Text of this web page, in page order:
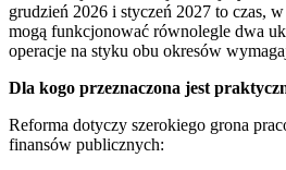
grudzień 2026 i styczeń 2027 to czas,
mogą funkcjonować równolegle dwa
operacje na styku obu okresów
Dla kogo przeznaczona jest
Reforma dotyczy szerokiego grona
finansów publicznych: